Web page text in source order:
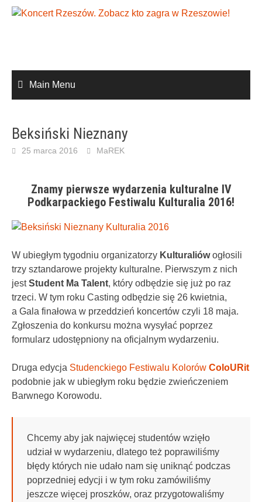
Skip
Main Menu
Beksiński Nieznany
25 marca 2016 MaREK
Znamy pierwsze wydarzenia kulturalne IV
Podkarpackiego Festiwalu Kulturalia 2016!
W ubiegłym tygodniu organizatorzy Kulturaliówogłosili
trzy sztandarowe projekty kulturalne. Pierwszym z nich
jestStudent Ma Talent, który odbędzie się już po raz
trzeci. W tym roku Casting odbędzie się 26 kwietnia,
a Gala finałowa w przeddzień koncertów czyli 18 maja.
Zgłoszenia do konkursu można wysyłać poprzez
formularz udostępniony na oficjalnym wydarzeniu.
Druga edycja Studenckiego Festiwalu Kolorów ColoURit
podobnie jak w ubiegłym roku będzie zwieńczeniem
Barwnego Korowodu.
Chcemy aby jak najwięcej studentów wzięło
udział w wydarzeniu, dlatego też poprawiliśmy
błędy których nie udało nam się uniknąć podczas
poprzedniej edycji i w tym roku zamówiliśmy
jeszcze więcej proszków, oraz przygotowaliśmy